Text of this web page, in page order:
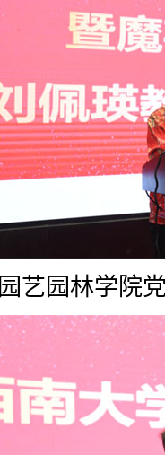
园艺园林学院